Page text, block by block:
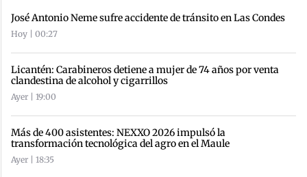
José Antonio Neme sufre accidente de tránsito en Las Condes
Hoy | 00:27
Licantén: Carabineros detiene a mujer de 74 años por venta
clandestina de alcohol y cigarrillos
Ayer | 19:00
Más de 400 asistentes: NEXXO 2026 impulsó la
transformación tecnológica del agro en el Maule
Ayer | 18:35